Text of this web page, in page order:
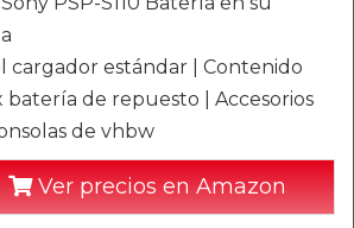
cargador estándar | Contenido
batería de repuesto | Accesorios
de vhbw
Ver precios en Amazon